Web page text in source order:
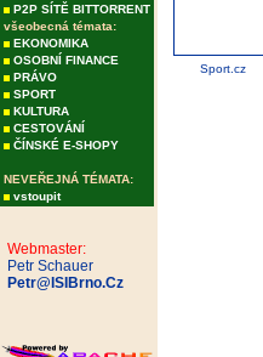
P2P SÍTĚ BITTORRENT
všeobecná témata:
EKONOMIKA
OSOBNÍ FINANCE
PRÁVO
SPORT
KULTURA
CESTOVÁNÍ
ČÍNSKÉ E-SHOPY
NEVEŘEJNÁ TÉMATA:
vstoupit
Webmaster:
Petr Schauer
Petr@ISIBrno.Cz
Sport.cz